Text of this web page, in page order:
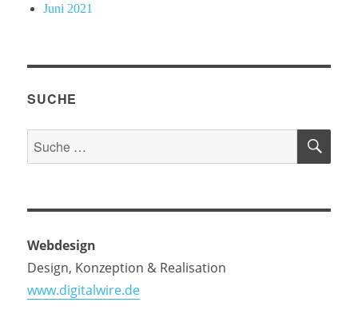
Juni 2021
SUCHE
Suche
nach:
Webdesign
Design, Konzeption & Realisation
www.digitalwire.de